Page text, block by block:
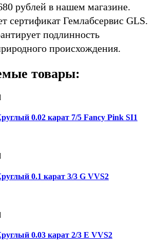
рублей в нашем магазине.
сертификат Гемлабсервис GLS.
подлинность
происхождения.
товары:
0.02 карат 7/5 Fancy Pink SI1
0.1 карат 3/3 G VVS2
0.03 карат 2/3 E VVS2